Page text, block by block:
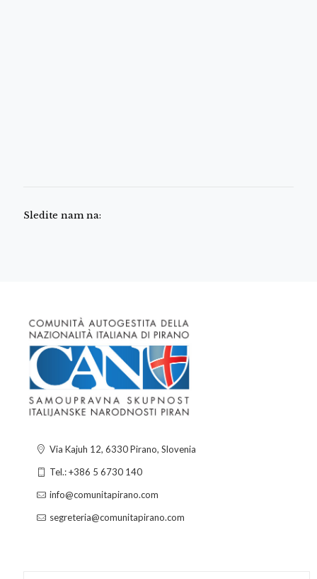
Sledite nam na:
Via Kajuh 12, 6330 Pirano, Slovenia
Tel.: +386 5 6730 140
info@comunitapirano.com
segreteria@comunitapirano.com